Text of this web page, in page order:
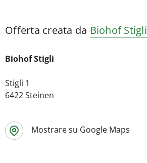
Offerta creata da Biohof Stigli
Biohof Stigli
Stigli 1
6422 Steinen
Mostrare su Google Maps